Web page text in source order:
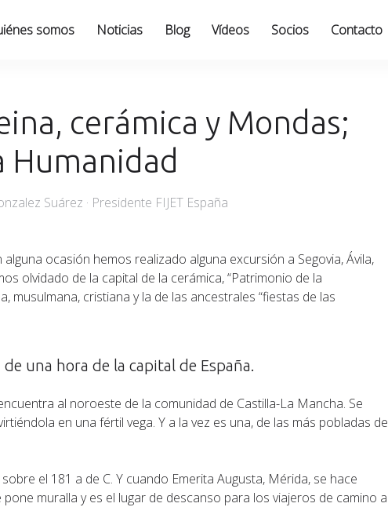
somos Noticias Blog Vídeos Socios Contacto
cerámica y Mondas;
Humanidad
Suárez · Presidente FIJET España
ocasión hemos realizado alguna excursión a Segovia, Ávila,
olvidado de la capital de la cerámica, “Patrimonio de la
musulmana, cristiana y la de las ancestrales “fiestas de las
una hora de la capital de España.
al noroeste de la comunidad de Castilla-La Mancha. Se
en una fértil vega. Y a la vez es una, de las más pobladas de
sobre el 181 a de C. Y cuando Emerita Augusta, Mérida, se hace
muralla y es el lugar de descanso para los viajeros de camino a